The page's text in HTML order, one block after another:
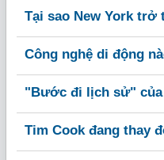
Tại sao New York
Công nghệ di động
"Bước đi lịch sử" của
Tim Cook đang thay